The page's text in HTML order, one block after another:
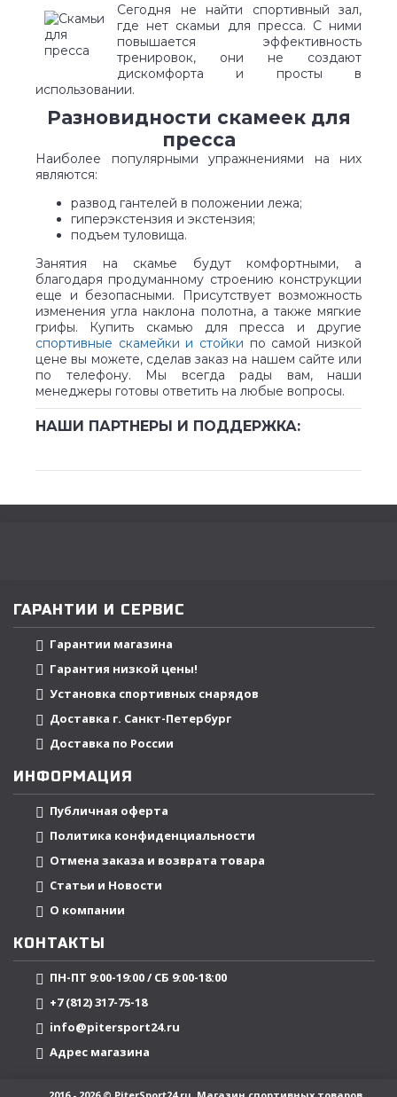
Сегодня не найти спортивный зал,
где нет скамьи для пресса. С ними
повышается эффективность
тренировок, они не создают
дискомфорта и просты в
использовании.
Разновидности скамеек для
пресса
Наиболее популярными упражнениями на них
являются:
развод гантелей в положении лежа;
гиперэкстензия и экстензия;
подъем туловища.
Занятия на скамье будут комфортными, а
благодаря продуманному строению конструкции
еще и безопасными. Присутствует возможность
изменения угла наклона полотна, а также мягкие
грифы. Купить скамью для пресса и другие
спортивные скамейки и стойки по самой низкой
цене вы можете, сделав заказ на нашем сайте или
по телефону. Мы всегда рады вам, наши
менеджеры готовы ответить на любые вопросы.
НАШИ ПАРТНЕРЫ И ПОДДЕРЖКА:
ГАРАНТИИ И СЕРВИС
Гарантии магазина
Гарантия низкой цены!
Установка спортивных снарядов
Доставка г. Санкт-Петербург
Доставка по России
ИНФОРМАЦИЯ
Публичная оферта
Политика конфиденциальности
Отмена заказа и возврата товара
Статьи и Новости
О компании
КОНТАКТЫ
ПН-ПТ 9:00-19:00 / СБ 9:00-18:00
+7 (812) 317-75-18
info@pitersport24.ru
Адрес магазина